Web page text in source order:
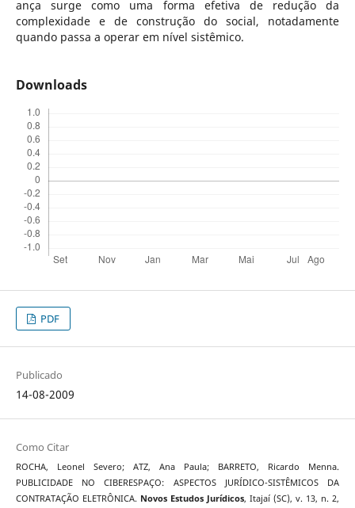
ança surge como uma forma efetiva de redução da
complexidade e de construção do social, notadamente
quando passa a operar em nível sistêmico.
Downloads
PDF
Publicado
14-08-2009
Como Citar
ROCHA, Leonel Severo; ATZ, Ana Paula; BARRETO, Ricardo Menna.
PUBLICIDADE NO CIBERESPAÇO: ASPECTOS JURÍDICO-SISTÊMICOS DA
CONTRATAÇÃO ELETRÔNICA. Novos Estudos Jurí­dicos, Itajaí­ (SC), v. 13, n. 2,